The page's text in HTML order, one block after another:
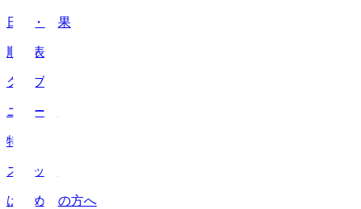
日程・結果
順位表
クラブ
ニュース
特集
スタッツ
はじめての方へ